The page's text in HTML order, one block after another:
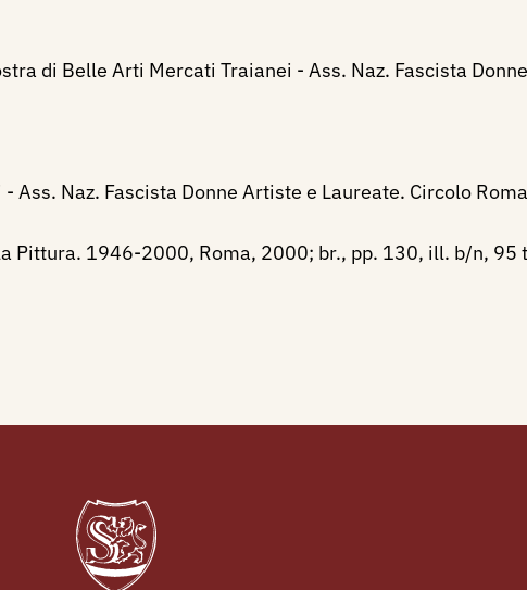
di Belle Arti Mercati Traianei - Ass. Naz. Fascista
Naz. Fascista Donne Artiste e Laureate. Circolo
Pittura. 1946-2000, Roma, 2000; br., pp. 130, ill. b/n, 95